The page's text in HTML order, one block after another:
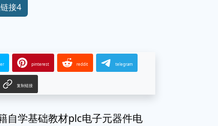
接4
pinterest reddit telegram
复制链接
自学基础教材plc电子元器件电